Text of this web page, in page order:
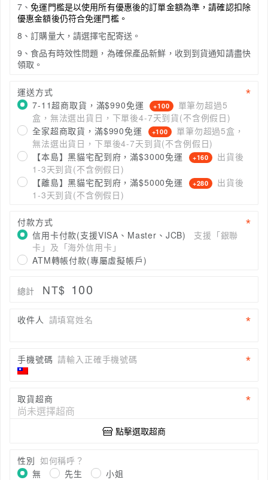
7、免運門檻是以使用所有優惠後的訂單金額為準，請確認扣除
優惠金額後仍符合免運門檻。
8、訂購量大，請選擇宅配寄送。
9、食品有時效性問題，為確保產品新鮮，收到到貨通知請盡快
領取。
運送方式
7-11超商取貨，滿$990免運
+100
單筆勿超過5
盒，無法選出貨日，下單後4-7天到貨(不含例假日)
全家超商取貨，滿$990免運
+100
單筆勿超過5盒，
無法選出貨日，下單後4-7天到貨(不含例假日)
【本島】黑貓宅配到府，滿$3000免運
+160
出貨後
1-3天到貨(不含例假日)
【離島】黑貓宅配到府，滿$5000免運
+280
出貨後
1-3天到貨(不含例假日)
付款方式
信用卡付款(支援VISA、Master、JCB)
支援「銀聯
卡」及「海外信用卡」
ATM轉帳付款(專屬虛擬帳戶)
總計 NT$ 100
收件人 請填寫姓名
手機號碼 請輸入正確手機號碼
取貨超商
點擊選取超商
性別 如何稱呼？
無
先生 小姐